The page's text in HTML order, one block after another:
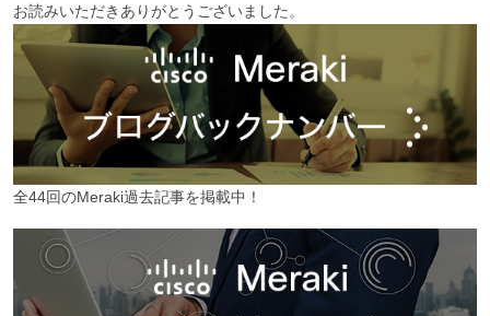
お読みいただきありがとうございました。
全44回のMeraki過去記事を掲載中！